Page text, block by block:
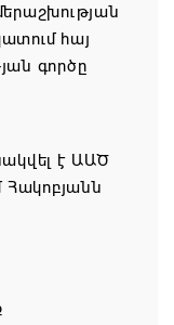
հայ
գործը
է ԱԱԾ